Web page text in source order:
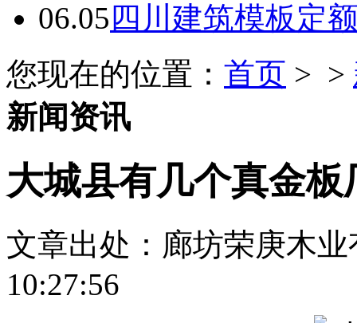
06.05 四川建筑模板定
您现在的位置： 首页 > >
新闻资讯
大城县有几个真金板
文章出处：廊坊荣庚木
10:27:56